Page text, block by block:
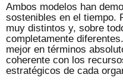
Ambos modelos han
sostenibles en el tiempo.
muy distintos y, sobre
completamente
mejor en términos
coherente con los
estratégicos de cada